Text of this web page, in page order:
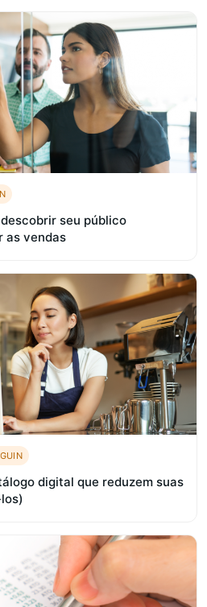
seu público
as vendas
digital que reduzem suas